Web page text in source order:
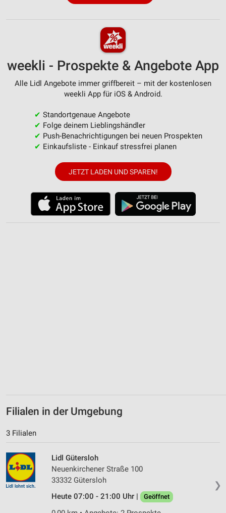
weekli - Prospekte & Angebote App
Alle Lidl Angebote immer griffbereit – mit der kostenlosen
weekli App für iOS & Android.
✔ Standortgenaue Angebote
✔ Folge deinem Lieblingshändler
✔ Push-Benachrichtigungen bei neuen Prospekten
✔ Einkaufsliste - Einkauf stressfrei planen
JETZT LADEN UND SPAREN!
Filialen in der Umgebung
3 Filialen
❯
Lidl Gütersloh
Neuenkirchener Straße 100
33332 Gütersloh
Heute 07:00 - 21:00 Uhr |
Geöffnet
Erstellung von Profilen für personalisierte
Verwendung von Profilen zur Auswahl
Erstellung von Profilen zur Personalisierung
Verwendung von Profilen zur Auswahl
personalisierter Inhalte
Messung der Performance von Inhalten
Analyse von Zielgruppen durch Statistiken oder
Kombinationen von Daten aus verschiedenen
Quellen